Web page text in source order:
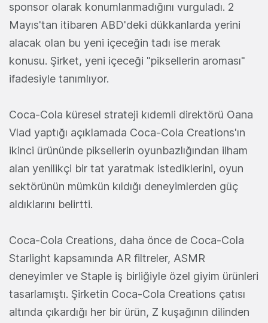
sponsor olarak konumlanmadığını vurguladı. 2
Mayıs'tan itibaren ABD'deki dükkanlarda yerini
alacak olan bu yeni içeceğin tadı ise merak
konusu. Şirket, yeni içeceği "piksellerin aroması"
ifadesiyle tanımlıyor.
Coca-Cola küresel strateji kıdemli direktörü Oana
Vlad yaptığı açıklamada Coca-Cola Creations'ın
ikinci ürününde piksellerin oyunbazlığından ilham
alan yenilikçi bir tat yaratmak istediklerini, oyun
sektörünün mümkün kıldığı deneyimlerden güç
aldıklarını belirtti.
Coca-Cola Creations, daha önce de Coca-Cola
Starlight kapsamında AR filtreler, ASMR
deneyimler ve Staple iş birliğiyle özel giyim ürünleri
tasarlamıştı. Şirketin Coca-Cola Creations çatısı
altında çıkardığı her bir ürün, Z kuşağının dilinden